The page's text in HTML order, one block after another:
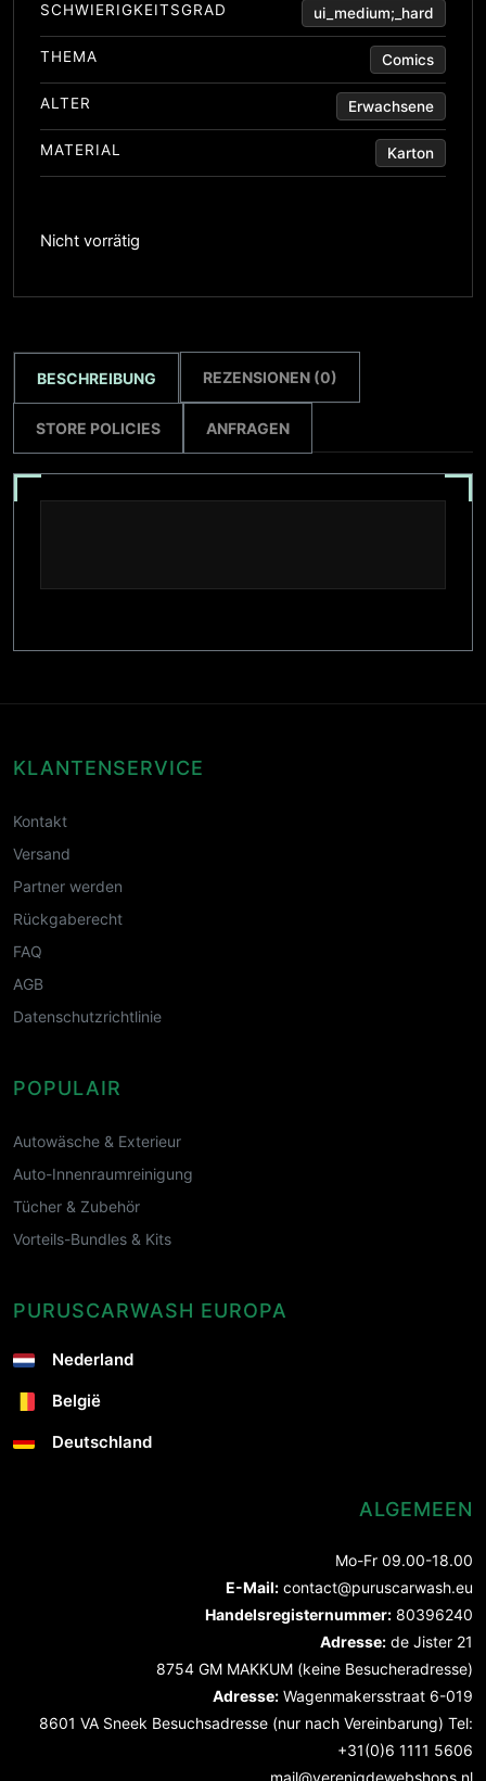
SCHWIERIGKEITSGRAD ui_medium;_hard
THEMA Comics
ALTER Erwachsene
MATERIAL Karton
Nicht vorrätig
BESCHREIBUNG REZENSIONEN (0)
STORE POLICIES ANFRAGEN
KLANTENSERVICE
Kontakt
Versand
Partner werden
Rückgaberecht
FAQ
AGB
Datenschutzrichtlinie
POPULAIR
Autowäsche & Exterieur
Auto-Innenraumreinigung
Tücher & Zubehör
Vorteils-Bundles & Kits
PURUSCARWASH EUROPA
Nederland
België
Deutschland
ALGEMEEN
Mo-Fr 09.00-18.00
E-Mail: contact@puruscarwash.eu
Handelsregisternummer: 80396240
Adresse: de Jister 21
8754 GM MAKKUM (keine Besucheradresse)
Adresse: Wagenmakersstraat 6-019
8601 VA Sneek Besuchsadresse (nur nach Vereinbarung) Tel:
+31(0)6 1111 5606
mail@verenigdewebshops.nl